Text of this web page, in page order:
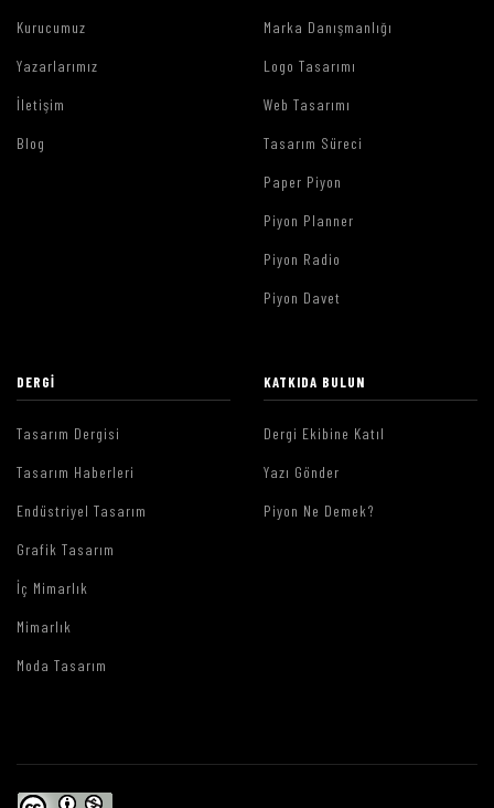
Kurucumuz
Yazarlarımız
İletişim
Blog
Marka Danışmanlığı
Logo Tasarımı
Web Tasarımı
Tasarım Süreci
Paper Piyon
Piyon Planner
Piyon Radio
Piyon Davet
DERGI
Tasarım Dergisi
Tasarım Haberleri
Endüstriyel Tasarım
Grafik Tasarım
İç Mimarlık
Mimarlık
Moda Tasarım
KATKIDA BULUN
Dergi Ekibine Katıl
Yazı Gönder
Piyon Ne Demek?